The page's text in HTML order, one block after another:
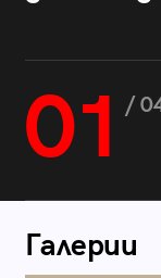
01 /
Галерии